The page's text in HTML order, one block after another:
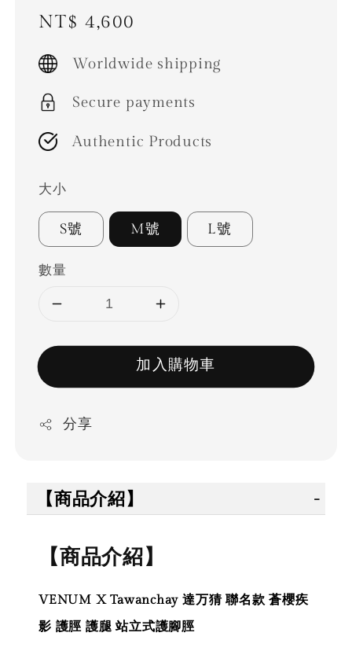
Regular
NT$ 4,600
Worldwide shipping
Secure payments
Authentic Products
大小
S號 M號 L號
數量
加入購物車
分享
【商品介紹】
【商品介紹】
VENUM X Tawanchay 達万猜 聯名款 蒼櫻疾
影 護脛 護腿 站立式護腳脛